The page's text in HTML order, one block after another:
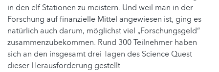
in den elf Stationen zu meistern. Und weil man in der
Forschung auf finanzielle Mittel angewiesen ist, ging es
natürlich auch darum, möglichst viel „Forschungsgeld“
zusammenzubekommen. Rund 300 Teilnehmer haben
sich an den insgesamt drei Tagen des Science Quest
dieser Herausforderung gestellt